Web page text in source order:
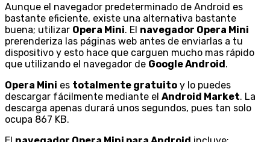
Aunque el navegador predeterminado de Android es
bastante eficiente, existe una alternativa bastante
buena; utilizar Opera Mini. El navegador Opera Mini
prerenderiza las páginas web antes de enviarlas a tu
dispositivo y esto hace que carguen mucho mas rápido
que utilizando el navegador de Google Android.
Opera Mini es totalmente gratuito y lo puedes
descargar fácilmente mediante el Android Market. La
descarga apenas durará unos segundos, pues tan solo
ocupa 867 KB.